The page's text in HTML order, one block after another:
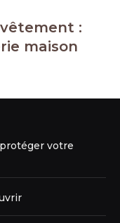
vêtement :
maison
votre